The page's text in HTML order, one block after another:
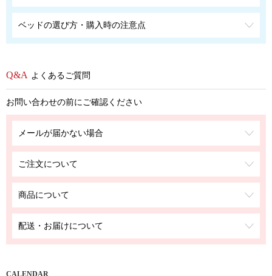
ベッドの選び方・購入時の注意点
よくあるご質問
お問い合わせの前にご確認ください
メールが届かない場合
ご注文について
商品について
配送・お届けについて